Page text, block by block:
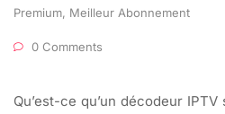
Premium, Meilleur Abonnement
0 Comments
Qu’est-ce qu’un décodeur